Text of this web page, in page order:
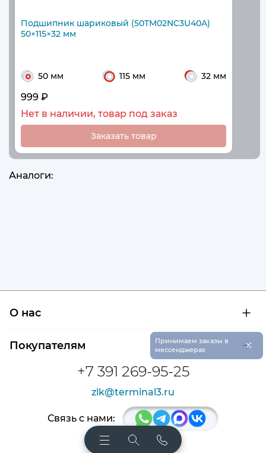
Подшипник шариковый (50TM02NC3U40A)
50×115×32 мм
50 мм 115 мм 32 мм
999 ₽
Нет в наличии, товар под заказ
Заказать товар
Аналоги:
+7 391 269-95-25
zlk@terminal3.ru
О нас
Сертификаты на продукцию
Покупателям
Доставка и оплата
Расшифровка маркировки подшипников
Связь с нами:
Принимаем заказы в
мессенджерах
×